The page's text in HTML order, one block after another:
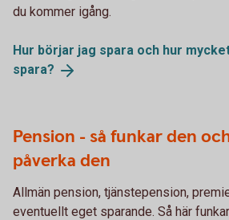
du kommer igång.
Hur börjar jag spara och hur
spara?
Pension - så funkar den
påverka den
Allmän pension, tjänstepension,
eventuellt eget sparande. Så här